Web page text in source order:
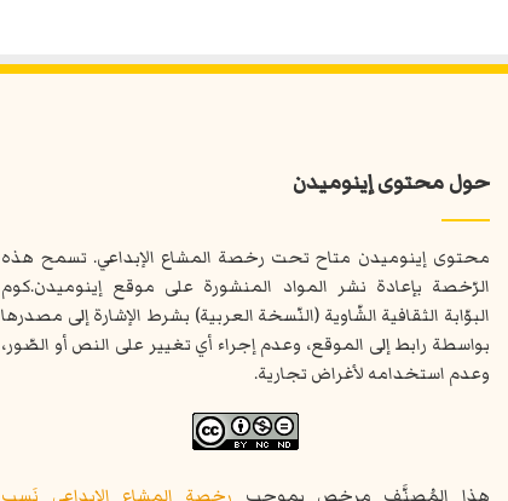
حول محتوى إينوميدن
محتوى إينوميدن متاح تحت رخصة المشاع الإبداعي. تسمح هذه
الرّخصة بإعادة نشر المواد المنشورة على موقع إينوميدن.كوم
البوّابة الثقافية الشّاوية (النّسخة العربية) بشرط الإشارة إلى مصدرها
بواسطة رابط إلى الموقع، وعدم إجراء أي تغيير على النص أو الصّور،
وعدم استخدامه لأغراض تجارية.